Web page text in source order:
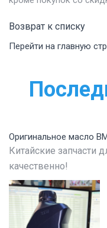
Возврат к списку
Перейти на главную
Оригинальное масло
Китайские запчасти
качественно!